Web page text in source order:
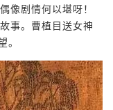
像剧情何以堪呀！
事。曹植目送女神